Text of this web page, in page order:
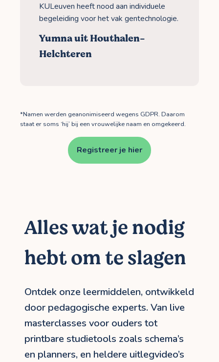
KULeuven heeft nood aan individuele
begeleiding voor het vak gentechnologie.
Yumna uit Houthalen-
Helchteren
*Namen werden geanonimiseerd wegens GDPR. Daarom
staat er soms ‘hij’ bij een vrouwelijke naam en omgekeerd.
Registreer je hier
Alles wat je nodig
hebt om te slagen
Ontdek onze leermiddelen, ontwikkeld
door pedagogische experts. Van live
masterclasses voor ouders tot
printbare studietools zoals schema’s
en planners, en heldere uitlegvideo’s